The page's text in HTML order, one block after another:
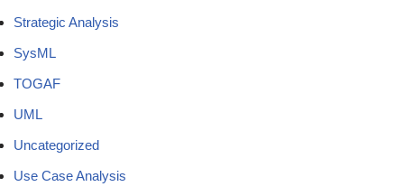
Strategic Analysis
SysML
TOGAF
UML
Uncategorized
Use Case Analysis